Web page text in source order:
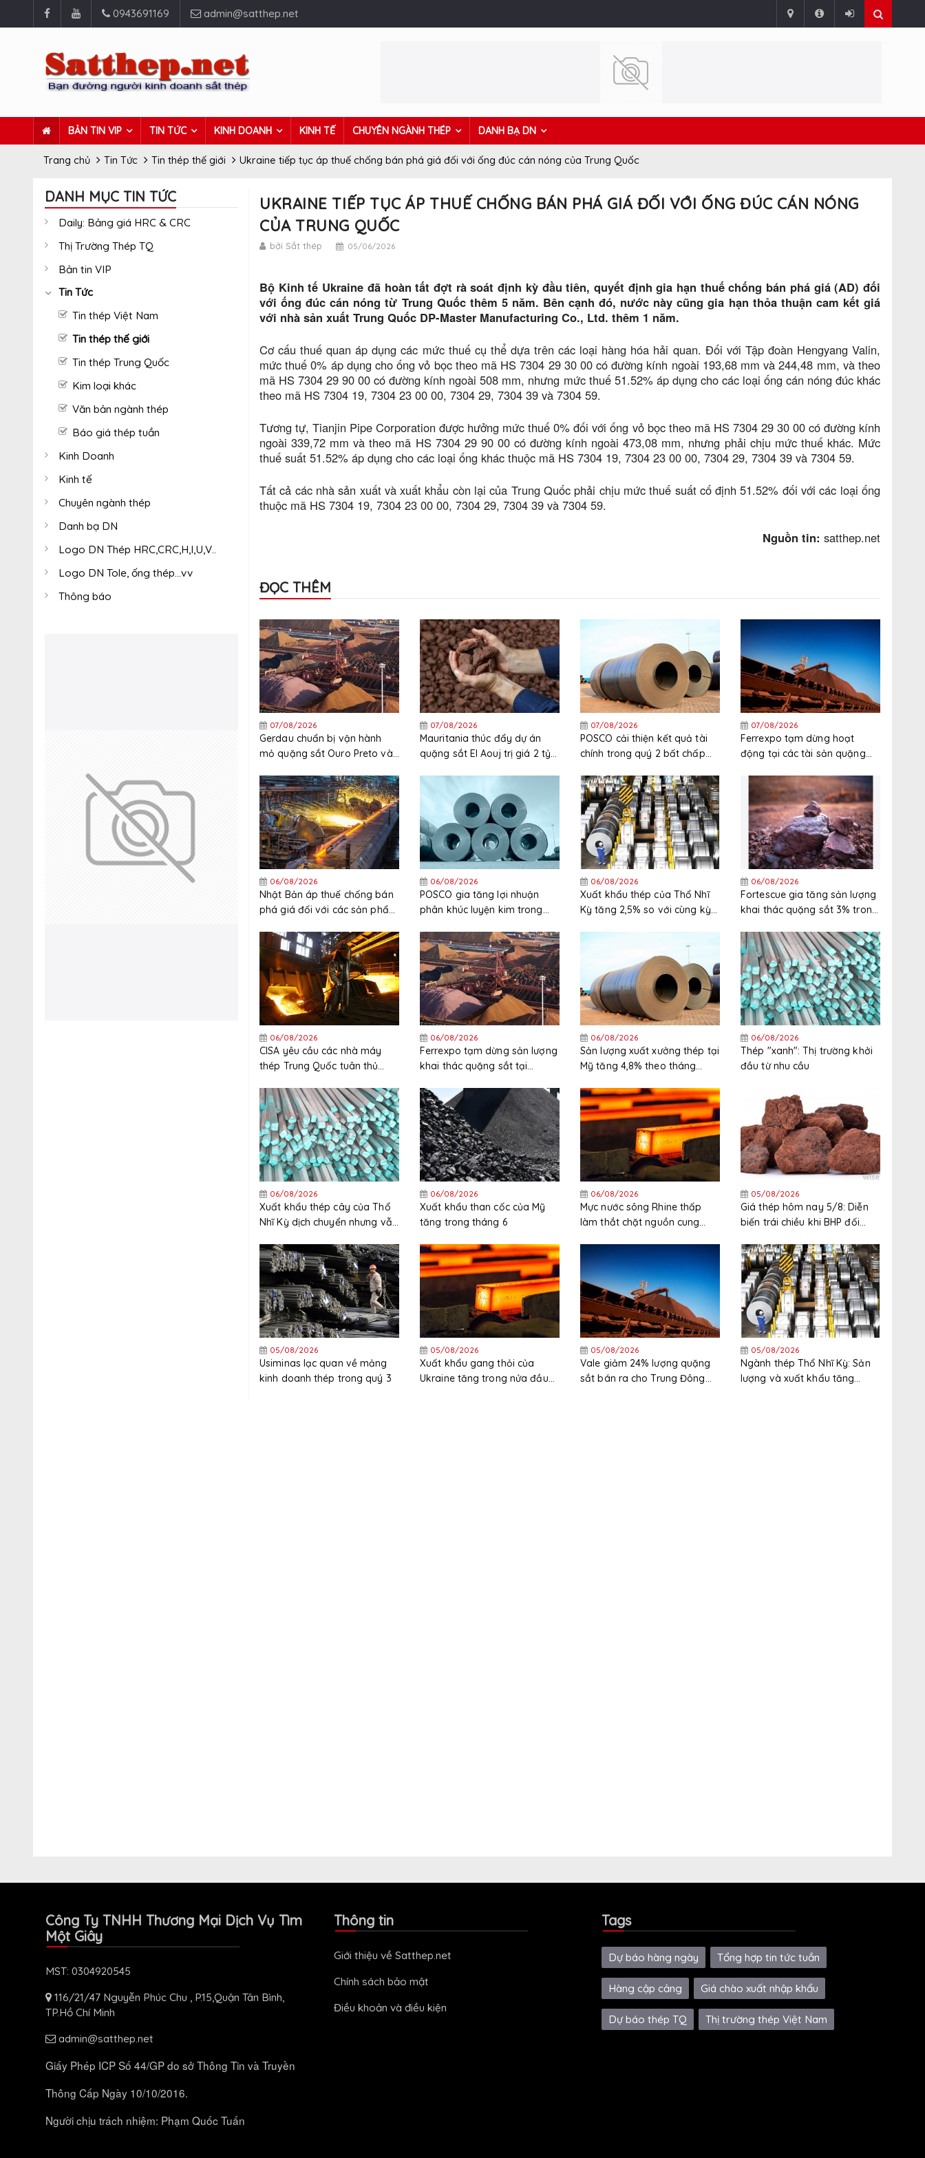
0943691169 admin@satthep.net
BẢN TIN VIP TIN TỨC KINH DOANH KINH TẾ CHUYÊN NGÀNH THÉP DANH BẠ DN
Trang chủ Tin Tức Tin thép thế giới Ukraine tiếp tục áp thuế chống bán phá giá đối với ống đúc cán nóng của Trung Quốc
DANH MỤC TIN TỨC
Daily: Bảng giá HRC & CRC
Thị Trường Thép TQ
Bản tin VIP
Tin Tức
Tin thép Việt Nam
Tin thép thế giới
Tin thép Trung Quốc
Kim loại khác
Văn bản ngành thép
Báo giá thép tuần
Kinh Doanh
Kinh tế
Chuyên ngành thép
Danh bạ DN
Logo DN Thép HRC,CRC,H,I,U,V..
Logo DN Tole, ống thép...vv
Thông báo
UKRAINE TIẾP TỤC ÁP THUẾ CHỐNG BÁN PHÁ GIÁ ĐỐI VỚI ỐNG ĐÚC CÁN NÓNG
CỦA TRUNG QUỐC
bởi Sắt thép 05/06/2026
Bộ Kinh tế Ukraine đã hoàn tất đợt rà soát định kỳ đầu tiên, quyết định gia hạn thuế chống bán phá giá (AD) đối
với ống đúc cán nóng từ Trung Quốc thêm 5 năm. Bên cạnh đó, nước này cũng gia hạn thỏa thuận cam kết giá
với nhà sản xuất Trung Quốc DP-Master Manufacturing Co., Ltd. thêm 1 năm.
Cơ cấu thuế quan áp dụng các mức thuế cụ thể dựa trên các loại hàng hóa hải quan. Đối với Tập đoàn Hengyang Valin,
mức thuế 0% áp dụng cho ống vỏ bọc theo mã HS 7304 29 30 00 có đường kính ngoài 193,68 mm và 244,48 mm, và theo
mã HS 7304 29 90 00 có đường kính ngoài 508 mm, nhưng mức thuế 51.52% áp dụng cho các loại ống cán nóng đúc khác
theo mã HS 7304 19, 7304 23 00 00, 7304 29, 7304 39 và 7304 59.
Tương tự, Tianjin Pipe Corporation được hưởng mức thuế 0% đối với ống vỏ bọc theo mã HS 7304 29 30 00 có đường kính
ngoài 339,72 mm và theo mã HS 7304 29 90 00 có đường kính ngoài 473,08 mm, nhưng phải chịu mức thuế khác. Mức
thuế suất 51.52% áp dụng cho các loại ống khác thuộc mã HS 7304 19, 7304 23 00 00, 7304 29, 7304 39 và 7304 59.
Tất cả các nhà sản xuất và xuất khẩu còn lại của Trung Quốc phải chịu mức thuế suất cố định 51.52% đối với các loại ống
thuộc mã HS 7304 19, 7304 23 00 00, 7304 29, 7304 39 và 7304 59.
Nguồn tin: satthep.net
ĐỌC THÊM
07/08/2026
Gerdau chuẩn bị vận hành
mỏ quặng sắt Ouro Preto vào
07/08/2026
Mauritania thúc đẩy dự án
quặng sắt El Aouj trị giá 2 tỷ
07/08/2026
POSCO cải thiện kết quả tài
chính trong quý 2 bất chấp
cao
07/08/2026
Ferrexpo tạm dừng hoạt
động tại các tài sản quặng
06/08/2026
Nhật Bản áp thuế chống bán
phá giá đối với các sản phẩm
Trung Quốc và Hàn Quốc
06/08/2026
POSCO gia tăng lợi nhuận
phân khúc luyện kim trong
06/08/2026
Xuất khẩu thép của Thổ Nhĩ
Kỳ tăng 2,5% so với cùng kỳ
06/08/2026
Fortescue gia tăng sản lượng
khai thác quặng sắt 3% trong
06/08/2026
CISA yêu cầu các nhà máy
thép Trung Quốc tuân thủ
xuất khẩu
06/08/2026
Ferrexpo tạm dừng sản lượng
khai thác quặng sắt tại
06/08/2026
Sản lượng xuất xưởng thép tại
Mỹ tăng 4,8% theo tháng
06/08/2026
Thép "xanh": Thị trường khởi
đầu từ nhu cầu
06/08/2026
Xuất khẩu thép cây của Thổ
Nhĩ Kỳ dịch chuyển nhưng vẫn
năm
06/08/2026
Xuất khẩu than cốc của Mỹ
tăng trong tháng 6
06/08/2026
Mực nước sông Rhine thấp
làm thắt chặt nguồn cung
05/08/2026
Giá thép hôm nay 5/8: Diễn
biến trái chiều khi BHP đối
khẩu quặng sắt lớn nhất thế
giới
05/08/2026
Usiminas lạc quan về mảng
kinh doanh thép trong quý 3
05/08/2026
Xuất khẩu gang thỏi của
Ukraine tăng trong nửa đầu
05/08/2026
Vale giảm 24% lượng quặng
sắt bán ra cho Trung Đông
05/08/2026
Ngành thép Thổ Nhĩ Kỳ: Sản
lượng và xuất khẩu tăng
Công Ty TNHH Thương Mại Dịch Vụ Tìm
Một Giây
MST: 0304920545
116/21/47 Nguyễn Phúc Chu , P.15,Quận Tân Bình,
TP.Hồ Chí Minh
admin@satthep.net
Giấy Phép ICP Số 44/GP do sở Thông Tin và Truyền
Thông Cấp Ngày 10/10/2016.
Người chịu trách nhiệm: Phạm Quốc Tuấn
Thông tin
Giới thiệu về Satthep.net
Chính sách bảo mật
Điều khoản và điều kiện
Tags
Dự báo hàng ngày Tổng hợp tin tức tuần
Hàng cập cảng Giá chào xuất nhập khẩu
Dự báo thép TQ Thị trường thép Việt Nam